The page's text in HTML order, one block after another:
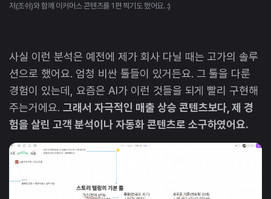
저(조쉬)와 함께 이커머스 콘텐츠를 1편 찍기도 했어요. :)
사실 이런 분석은 예전에 제가 회사 다닐 때는 고가의 솔루
션으로 했어요. 엄청 비싼 툴들이 있거든요. 그 툴을 다룬
경험이 있는데, 요즘은 AI가 이런 것들을 되게 빨리 구현해
주는거에요. 그래서 자극적인 매출 상승 콘텐츠보다, 제 경
험을 살린 고객 분석이나 자동화 콘텐츠로 소구하였어요.